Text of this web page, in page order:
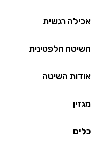
אכילה רגשית
השיטה הלפטינית
אודות השיטה
מגזין
כלים